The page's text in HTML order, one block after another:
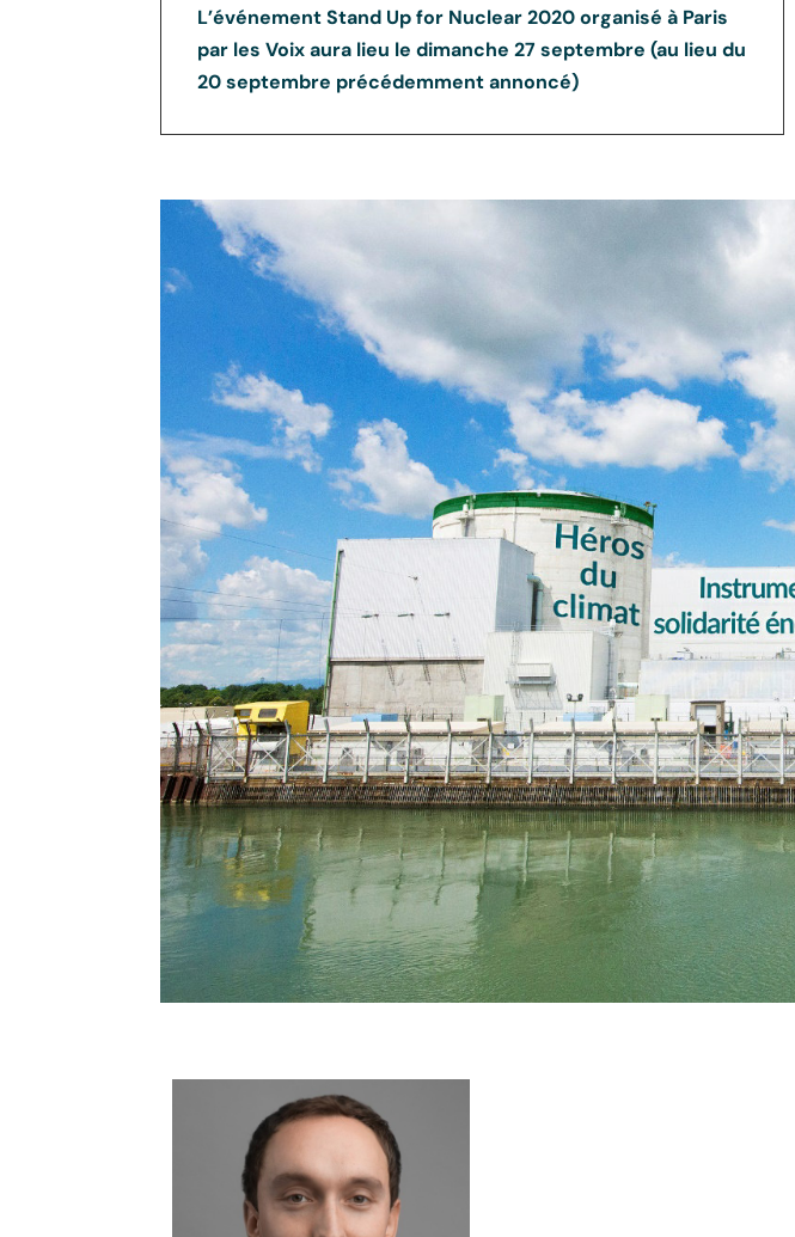
L’événement Stand Up for Nuclear 2020 organisé à Paris
par les Voix aura lieu le dimanche 27 septembre (au lieu du
20 septembre précédemment annoncé)